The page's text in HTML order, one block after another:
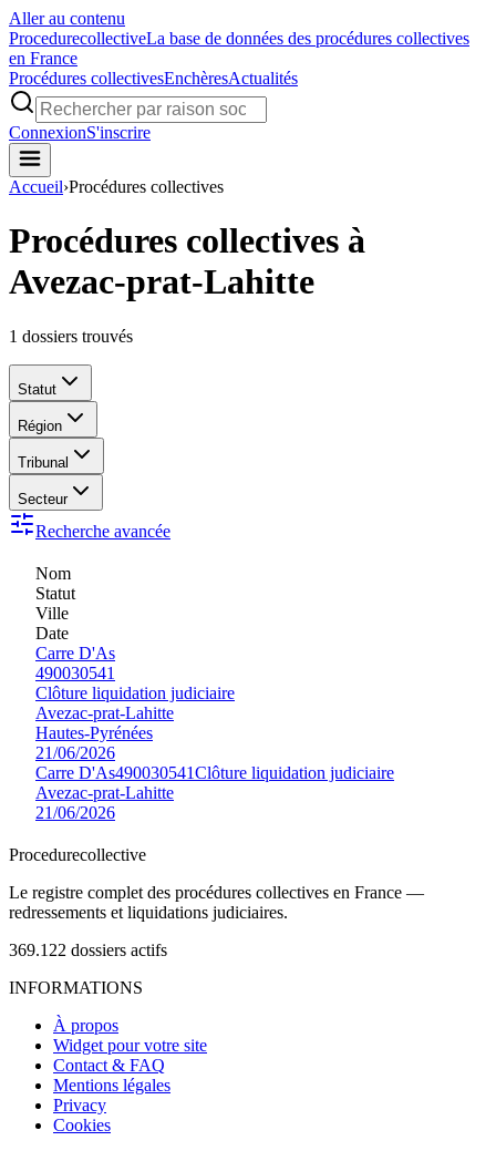
Aller au contenu
ProcedurecollectiveLa base de données des procédures collectives
en France
Procédures collectivesEnchèresActualités
ConnexionS'inscrire
Accueil›Procédures collectives
Procédures collectives à
Avezac-prat-Lahitte
1 dossiers trouvés
Statut
Région
Tribunal
Secteur
Recherche avancée
Nom
Statut
Ville
Date
Carre D'As
490030541
Clôture liquidation judiciaire
Avezac-prat-Lahitte
Hautes-Pyrénées
21/06/2026
Carre D'As490030541Clôture liquidation judiciaire
Avezac-prat-Lahitte
21/06/2026
Procedurecollective
Le registre complet des procédures collectives en France —
redressements et liquidations judiciaires.
369.122 dossiers actifs
INFORMATIONS
À propos
Widget pour votre site
Contact & FAQ
Mentions légales
Privacy
Cookies